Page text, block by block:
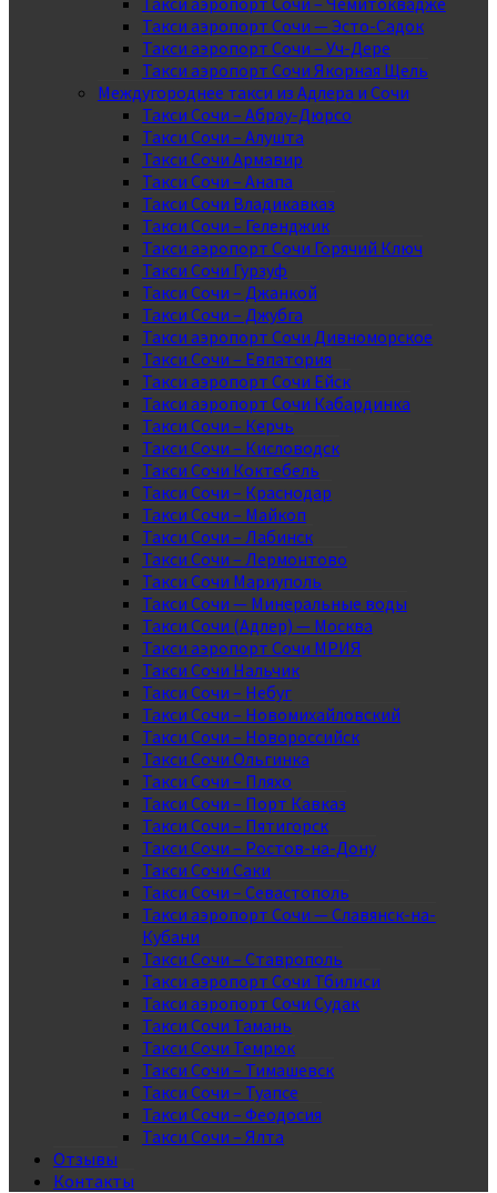
Такси аэропорт Сочи — Эсто-Садок
Такси аэропорт Сочи – Уч-Дере
Такси аэропорт Сочи Якорная Щель
Междугороднее такси из Адлера и Сочи
Такси Сочи – Абрау-Дюрсо
Такси Сочи – Алушта
Такси Сочи Армавир
Такси Сочи – Анапа
Такси Сочи Владикавказ
Такси Сочи – Геленджик
Такси аэропорт Сочи Горячий Ключ
Такси Сочи Гурзуф
Такси Сочи – Джанкой
Такси Сочи – Джубга
Такси аэропорт Сочи Дивноморское
Такси Сочи – Евпатория
Такси аэропорт Сочи Ейск
Такси аэропорт Сочи Кабардинка
Такси Сочи – Керчь
Такси Сочи – Кисловодск
Такси Сочи Коктебель
Такси Сочи – Краснодар
Такси Сочи – Майкоп
Такси Сочи – Лабинск
Такси Сочи – Лермонтово
Такси Сочи Мариуполь
Такси Сочи — Минеральные воды
Такси Сочи (Адлер) — Москва
Такси аэропорт Сочи МРИЯ
Такси Сочи Нальчик
Такси Сочи – Небуг
Такси Сочи – Новомихайловский
Такси Сочи – Новороссийск
Такси Сочи Ольгинка
Такси Сочи – Пляхо
Такси Сочи – Порт Кавказ
Такси Сочи – Пятигорск
Такси Сочи – Ростов-на-Дону
Такси Сочи Саки
Такси Сочи – Севастополь
Такси аэропорт Сочи — Славянск-на-
Кубани
Такси Сочи – Ставрополь
Такси аэропорт Сочи Тбилиси
Такси аэропорт Сочи Судак
Такси Сочи Тамань
Такси Сочи Темрюк
Такси Сочи – Тимашевск
Такси Сочи – Туапсе
Такси Сочи – Феодосия
Такси Сочи – Ялта
Отзывы
Контакты